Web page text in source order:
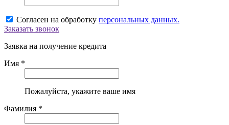
Согласен на обработку персональных данных.
Заказать звонок
Заявка на получение кредита
Имя *
Пожалуйста, укажите ваше имя
Фамилия *